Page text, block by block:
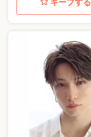
キープする